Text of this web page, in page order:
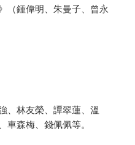
（鍾偉明、朱曼子、曾永
、林友榮、譚翠蓮、溫
森梅、錢佩佩等。